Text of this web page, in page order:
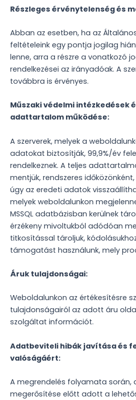
Részleges érvénytelenség és
Abban az esetben, ha az
feltételeink egy pontja jogilag
lenne, arra a részre a vonatkozó
rendelkezései az irányadóak. A
továbbra is érvényes.
Műszaki védelmi intézkedések
adattartalom működése:
A szerverek, melyek a
adatokat biztosítják, 99,9%/év
rendelkeznek. A teljes
mentjük, rendszeres
úgy az eredeti adatok
melyek weboldalunkon
MSSQL adatbázisban kerülnek
érzékeny mivoltukból adódóan
titkosítással tároljuk,
támogatást használunk, mely
Áruk tulajdonságai:
Weboldalunkon az értékesítésre
tulajdonságairól az adott áru
szolgáltat információt.
Adatbeviteli hibák javítása és
valóságáért:
A megrendelés folyamata során,
megerősítése előtt adott a